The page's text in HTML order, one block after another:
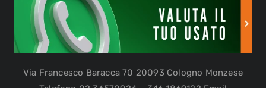
Via Francesco Baracca 70 20093 Cologno Monzese